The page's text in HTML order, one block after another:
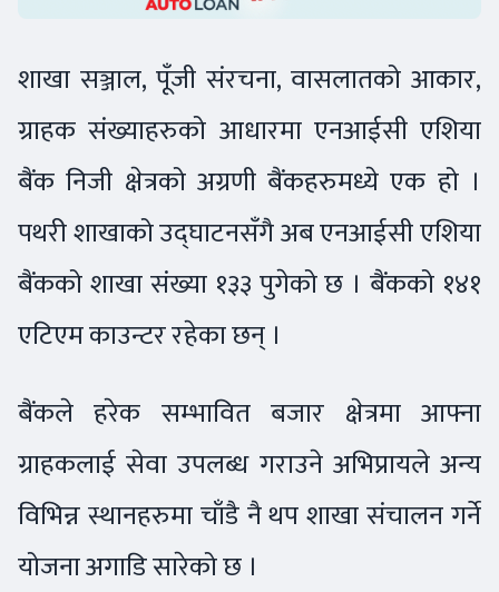
शाखा सञ्जाल, पूँजी संरचना, वासलातको आकार,
ग्राहक संख्याहरुको आधारमा एनआईसी एशिया
बैंक निजी क्षेत्रको अग्रणी बैंकहरुमध्ये एक हो ।
पथरी शाखाको उद्घाटनसँगै अब एनआईसी एशिया
बैंकको शाखा संख्या १३३ पुगेको छ । बैंकको १४१
एटिएम काउन्टर रहेका छन् ।
बैंकले हरेक सम्भावित बजार क्षेत्रमा आफ्ना
ग्राहकलाई सेवा उपलब्ध गराउने अभिप्रायले अन्य
विभिन्न स्थानहरुमा चाँडै नै थप शाखा संचालन गर्ने
योजना अगाडि सारेको छ ।